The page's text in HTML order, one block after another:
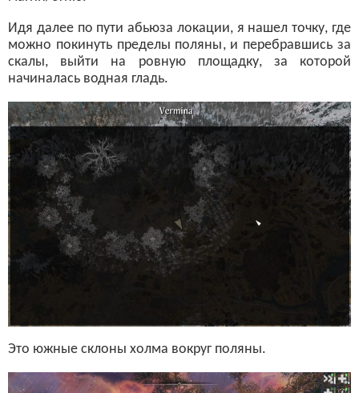
Идя далее по пути абьюза локации, я нашел точку, где
можно покинуть пределы поляны, и перебравшись за
скалы, выйти на ровную площадку, за которой
начиналась водная гладь.
Это южные склоны холма вокруг поляны.